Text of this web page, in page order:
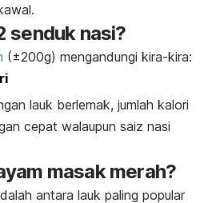
senduk nasi?
(±200g) mengandungi kira-kira:
lauk berlemak, jumlah kalori
cepat walaupun saiz nasi
masak merah?
antara lauk paling popular